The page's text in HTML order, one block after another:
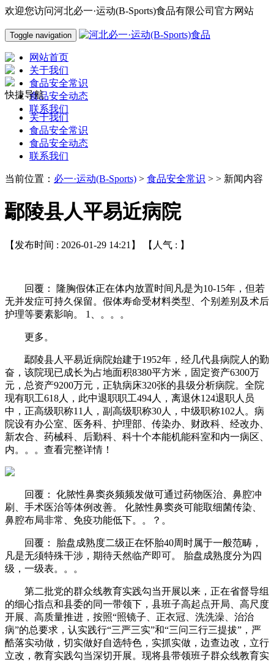
欢迎您访问河北必一·运动(B-Sports)食品有限公司官方网站
Toggle navigation
网站首页
关于我们
食品安全常识
食品安全动态
联系我们
快捷导航
关于我们
食品安全常识
食品安全动态
联系我们
当前位置： 必一·运动(B-Sports) > 食品安全常识 > > 新闻内容
鄢陵县人平易近病院
【发布时间 : 2026-01-29 14:21】 【人气 : 】
回覆： 隆胸假体正在体内放置时间凡是为10-15年，但若
无并发症可持久保留。假体寿命受材料类型、个别差别及术后
护理等要素影响。 1、。。。
更多。
鄢陵县人平易近病院始建于1952年，经几代县病院人的勤
奋，该院现已成长为占地面积8380平方米，固定资产6300万
元，总资产9200万元，正轨病床320张的县级分析病院。全院
现有职工618人，此中退职职工494人，离退休124退职人员
中，正高级职称11人，副高级职称30人，中级职称102人。病
院设有办公室、医务科、护理部、传染办、财政科、经改办、
新农合、药械科、后勤科、科十个本能机能科室和内一病区、
内。。。查看完整详情！
回覆： 化脓性鼻窦炎频频发做可通过药物医治、鼻腔冲
刷、手术医治等体例改善。 化脓性鼻窦炎可能取细菌传染、
鼻腔布局非常、免疫功能低下。。？。
回覆： 胎盘成熟度二级正在怀胎40周时属于一般范畴，
凡是无须特殊干涉，期待天然临产即可。 胎盘成熟度分为四
级，一级表。。。
第二批党的群众线教育实践勾当开展以来，正在省督导组
的细心指点和县委的同一带领下，县班子高起点开局、高尺度
开展、高质量推进，按照“照镜子、正衣冠、洗洗澡、治治
病”的总要求，认实践行“三严三实”和“三问三行三提拔”，严
酷落实动做，切实做好自选特色，实抓实做，边查边改，立行
立改，教育实践勾当深切开展。现将县带领班子群众线教育实